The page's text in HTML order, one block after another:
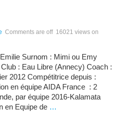
Comments are off 16021 views on
Surnom : Mimi ou Emy
: Eau Libre (Annecy) Coach :
2012 Compétitrice depuis :
en équipe AIDA France : 2
par équipe 2016-Kalamata
en Equipe de …